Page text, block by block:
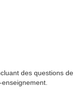
des questions de